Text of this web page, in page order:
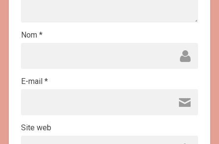
Nom *
E-mail *
Site web